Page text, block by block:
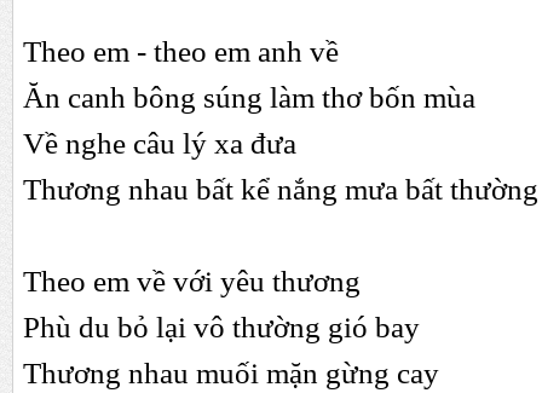
Theo em - theo em anh về
Ăn canh bông súng làm thơ bốn mùa
Về nghe câu lý xa đưa
Thương nhau bất kể nắng mưa bất thường
Theo em về với yêu thương
Phù du bỏ lại vô thường gió bay
Thương nhau muối mặn gừng cay